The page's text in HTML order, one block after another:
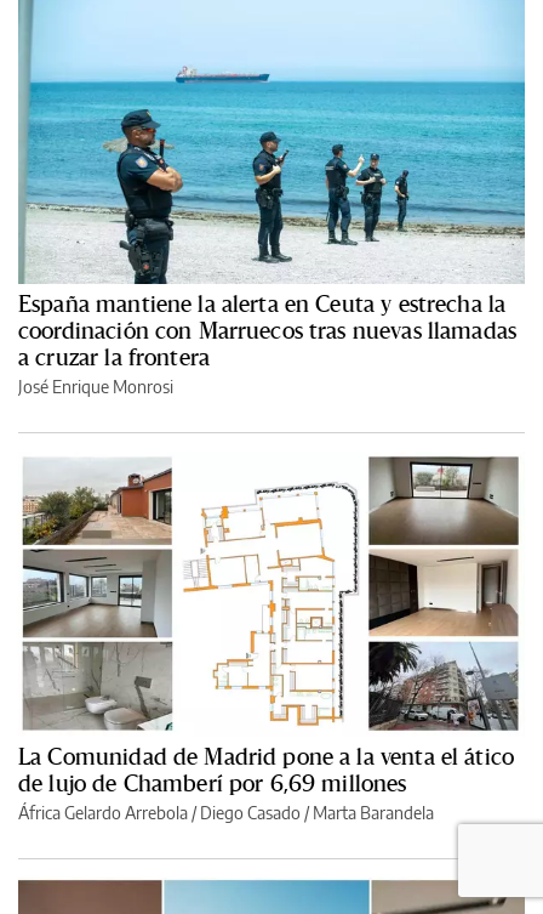
España mantiene la alerta en Ceuta y estrecha la
coordinación con Marruecos tras nuevas llamadas
a cruzar la frontera
José Enrique Monrosi
La Comunidad de Madrid pone a la venta el ático
de lujo de Chamberí por 6,69 millones
África Gelardo Arrebola /Diego Casado /Marta Barandela